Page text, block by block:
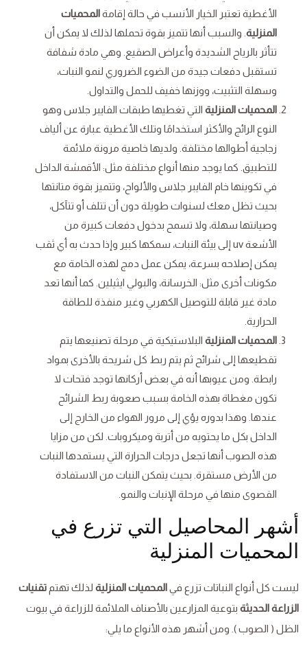
الأغطية تعتبر الخيار الأنسب في حالة إقامةالمحميات
المنزلية . والسبب أنها تتميز بقوة تحملها لذلك لا يمكن أن
تتأثر بالرياح الشديدة وأعراض الصقيع. وهي مادة شفافة
تستقبل دفعات جيدة من الضوء الضروري لنمو النبات،
وسهلة التثبيت، ووزنها خفيف للحمل والتداول.
المحميات المنزلية التي تغطيها طبقات الفايبر جلاس وهو
النوع الرائج والأكثر استخدامًا وتلك الأغطية عبارة عن ألياف
زجاجية أطوالها مختلفة. ولديها خاصية مرونة ملائمة
للتطبيق. كما يوجد منها أنواع مختلفة مثل: الأقمشة الداخل
في تكوينها خام الفايبر جلاس والألواح، وتتميز بقوة متانتها
بحيث تظل معك لسنوات طويلة دون أن تتلف أو تتآكل،
وصيانتها سهلة، ولا تسمح بدخول دفعات كبيرة من
الأشعة uv إلى بيئة النبات، سمكها كبير وإذا حدث به أي ثقب
يمكن إصلاحه بسرعة، يمكن عمل دمج لهذه الخامة مع
مكونات أخرى مثل: الخرسانة، والبولي ايثيلين. كما أنها تعد
مادة غير قابلة للتوصيل الكهربي وغير منفذة للطاقة
الحرارية.
المحميات المنزلية البلاستيكية في مرحلة تصنيعها يتم
تقطيعها إلى شرائح ثم يتم ربط كل شريحة بالأخرى بمواد
رابطة. ومن عيوبها أنه في بعض أركانها توجد فتحات لا
تكون مغطاة بهذه الخامة بسبب صعوبة ربط الشرائح
عندها. وهذا بدوره يؤي إلى مرور الهواء من الخارج إلى
الداخل بكل ما يحتويه من أتربة وميكروبات. لكن من مزايا
هذه الصوب أنها تجعل درجات الحرارة التي يستمدها النبات
من الأرض مستقرة. بحيث يتمكن النبات من الاستفادة
القصوى منها في مرحلة الإنبات والنمو.
أشهر المحاصيل التي تزرع في
المحميات المنزلية
ليست كل أنواع النباتات تزرع فيالمحميات المنزلية لذلك تهتم تقنيات
الزراعة الحديثة بتوعية المزارعين بالأصناف الملائمة للزراعة في بيوت
الظل ( الصوب ). ومن أشهر هذه الأنواع ما يلي: